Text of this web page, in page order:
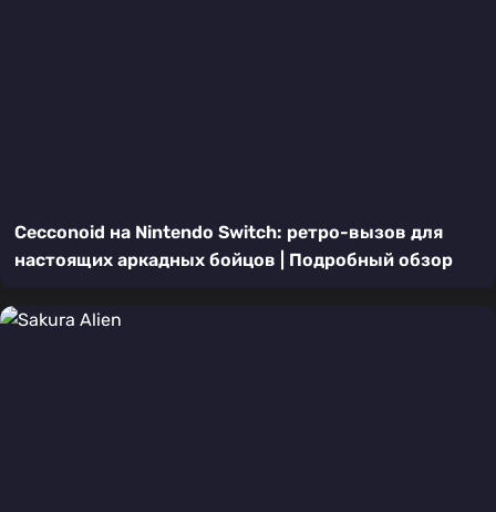
Cecconoid на Nintendo Switch: ретро-вызов для
настоящих аркадных бойцов | Подробный обзор